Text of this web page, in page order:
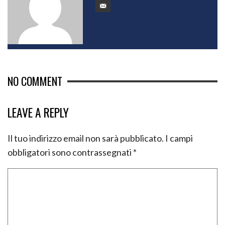
NO COMMENT
LEAVE A REPLY
Il tuo indirizzo email non sarà pubblicato. I campi
obbligatori sono contrassegnati *